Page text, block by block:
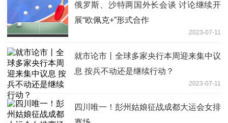
俄罗斯、沙特两国外长会谈 讨论继续开
展“欧佩克+”形式合作
2023-07-11
就市论市丨全球多家央行本周迎来集中议
息 按兵不动还是继续行动？
2023-07-11
四川唯一！彭州姑娘征战成都大运会女排